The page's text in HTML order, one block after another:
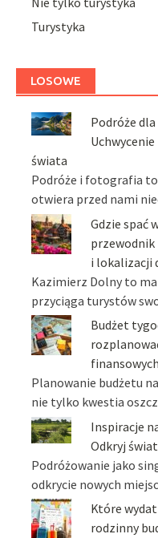
Turystyka
LOSOWE
Podróże
świata
Podróże i fotografia to
otwiera przed nami
Gdzie spać
przewodnik
i lokalizacji
Kazimierz Dolny to
przyciąga turystów
Budżet
finansowych
Planowanie budżetu
nie tylko kwestia
Inspiracje
Odkryj
Podróżowanie jako
odkrycie nowych
Które
rodzinny